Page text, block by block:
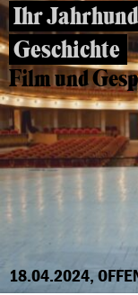
Ihr
Geschichte
Film und
18.04.2024,